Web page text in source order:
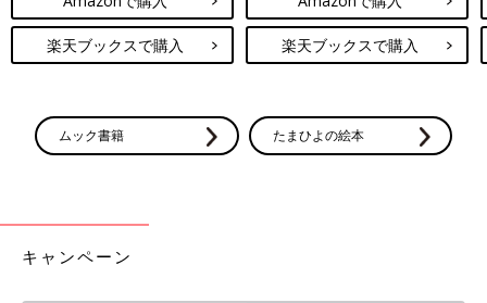
楽天ブックスで購入 楽天ブックスで購入
ムック書籍 たまひよの絵本
キャンペーン